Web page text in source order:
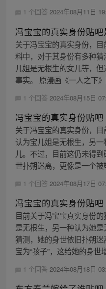
1 个回答 2024年08月11日
冯宝宝的真实身份贴
关于冯宝宝的真实身份，
料中，对于其身份有多种
儿姐是无根生的女儿等，
事实。 原漫画《一人之下
1 个回答 2024年08月15日
冯宝宝的真实身份贴吧
关于冯宝宝的真实身份，
认为宝儿姐是无根生，另
儿。不过，目前这仍未得
世扑朔迷离，更像是一个被
1 个回答 2024年08月17日
冯宝宝的真实身份贴吧
目前关于冯宝宝真实身份
是无根生，另一种认为她
猜测，她的身世依旧扑朔
宝为“孩子”，这给她的身
1 个回答 2024年08月18日